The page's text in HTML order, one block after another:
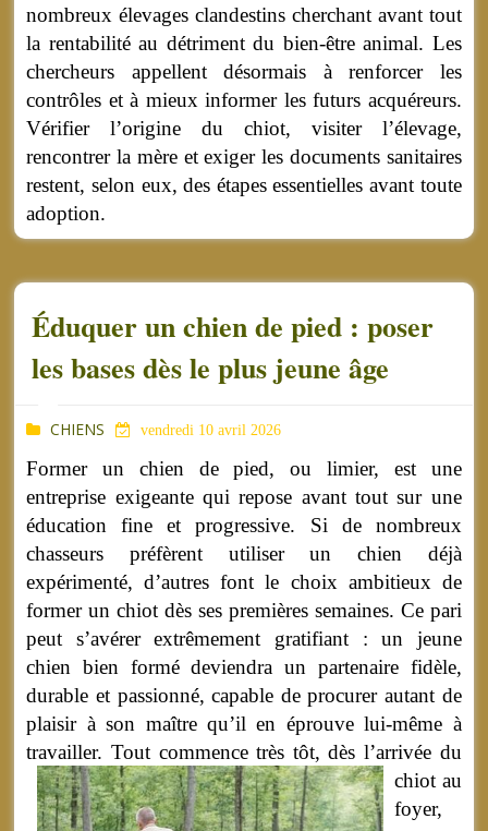
nombreux élevages clandestins cherchant avant tout
la rentabilité au détriment du bien-être animal. Les
chercheurs appellent désormais à renforcer les
contrôles et à mieux informer les futurs acquéreurs.
Vérifier l’origine du chiot, visiter l’élevage,
rencontrer la mère et exiger les documents sanitaires
restent, selon eux, des étapes essentielles avant toute
adoption.
Éduquer un chien de pied : poser
les bases dès le plus jeune âge
CHIENS vendredi 10 avril 2026
Former un chien de pied, ou limier, est une
entreprise exigeante qui repose avant tout sur une
éducation fine et progressive. Si de nombreux
chasseurs préfèrent utiliser un chien déjà
expérimenté, d’autres font le choix ambitieux de
former un chiot dès ses premières semaines. Ce pari
peut s’avérer extrêmement gratifiant : un jeune
chien bien formé deviendra un partenaire fidèle,
durable et passionné, capable de procurer autant de
plaisir à son maître qu’il en éprouve lui-même à
travailler.Tout commence très tôt, dès l’arrivée du
chiot au
foyer,